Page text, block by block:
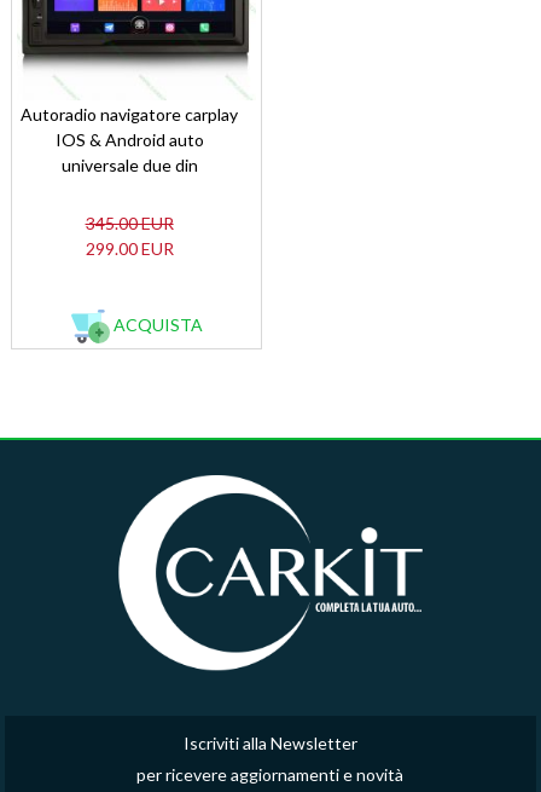
Autoradio navigatore carplay
IOS & Android auto
universale due din
345.00 EUR
299.00 EUR
ACQUISTA
Iscriviti alla Newsletter
per ricevere aggiornamenti e novità